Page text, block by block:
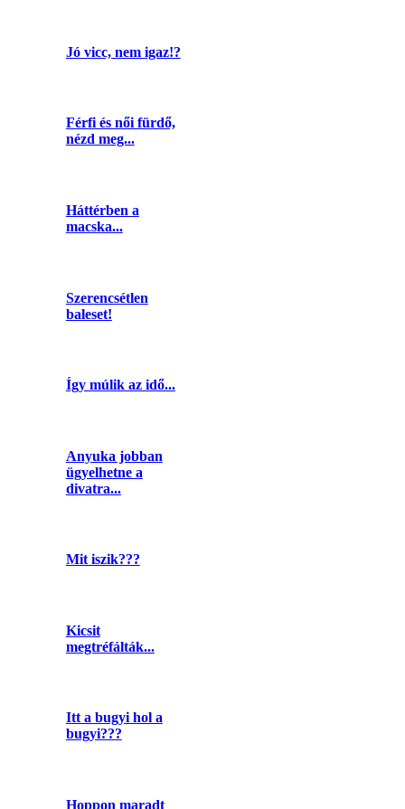
Jó vicc, nem igaz!?
Férfi és női fürdő,
nézd meg...
Háttérben a
macska...
Szerencsétlen
baleset!
Így múlik az idő...
Anyuka jobban
ügyelhetne a
divatra...
Mit iszik???
Kicsit
megtréfálták...
Itt a bugyi hol a
bugyi???
Hoppon maradt